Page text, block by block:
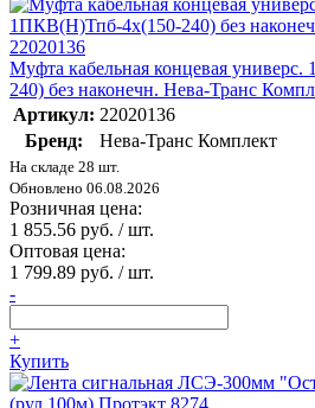
Муфта кабельная концевая
240) без наконечн. Нева-Транс
Артикул: 22020136
Бренд:
Нева-Транс Комплект
На складе 28 шт.
Обновлено 06.08.2026
Розничная цена:
1 855.56 руб. / шт.
Оптовая цена:
1 799.89 руб. / шт.
-
+
Купить